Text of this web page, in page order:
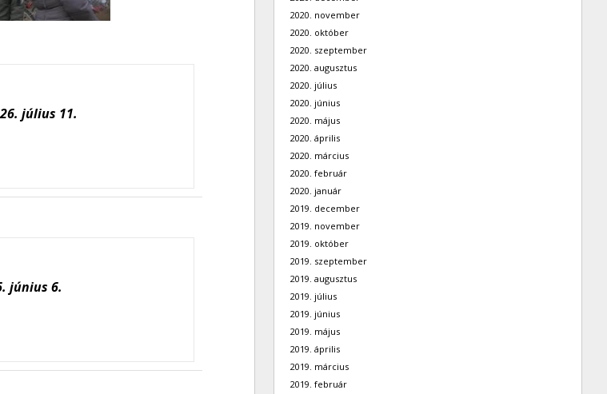
július 11.
június 6.
2020. november
2020. október
2020. szeptember
2020. augusztus
2020. július
2020. június
2020. május
2020. április
2020. március
2020. február
2020. január
2019. december
2019. november
2019. október
2019. szeptember
2019. augusztus
2019. július
2019. június
2019. május
2019. április
2019. március
2019. február